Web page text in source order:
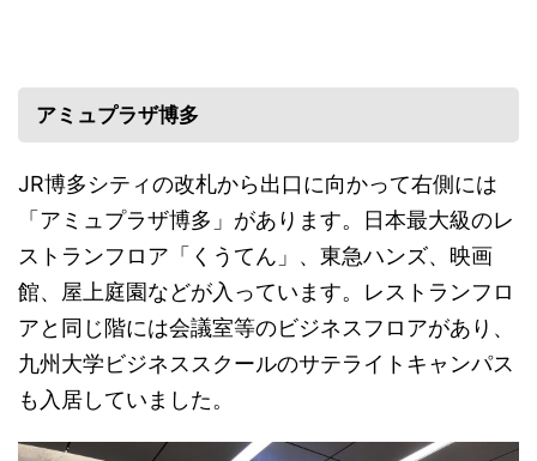
アミュプラザ博多
JR博多シティの改札から出口に向かって右側には
「アミュプラザ博多」があります。日本最大級のレ
ストランフロア「くうてん」、東急ハンズ、映画
館、屋上庭園などが入っています。レストランフロ
アと同じ階には会議室等のビジネスフロアがあり、
九州大学ビジネススクールのサテライトキャンパス
も入居していました。